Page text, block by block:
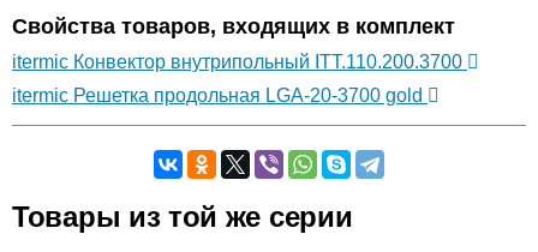
Свойства товаров, входящих в комплект
itermic Конвектор внутрипольный ITT.110.200.3700
itermic Решетка продольная LGA-20-3700 gold
Оставьте отзыв
Товары из той же серии